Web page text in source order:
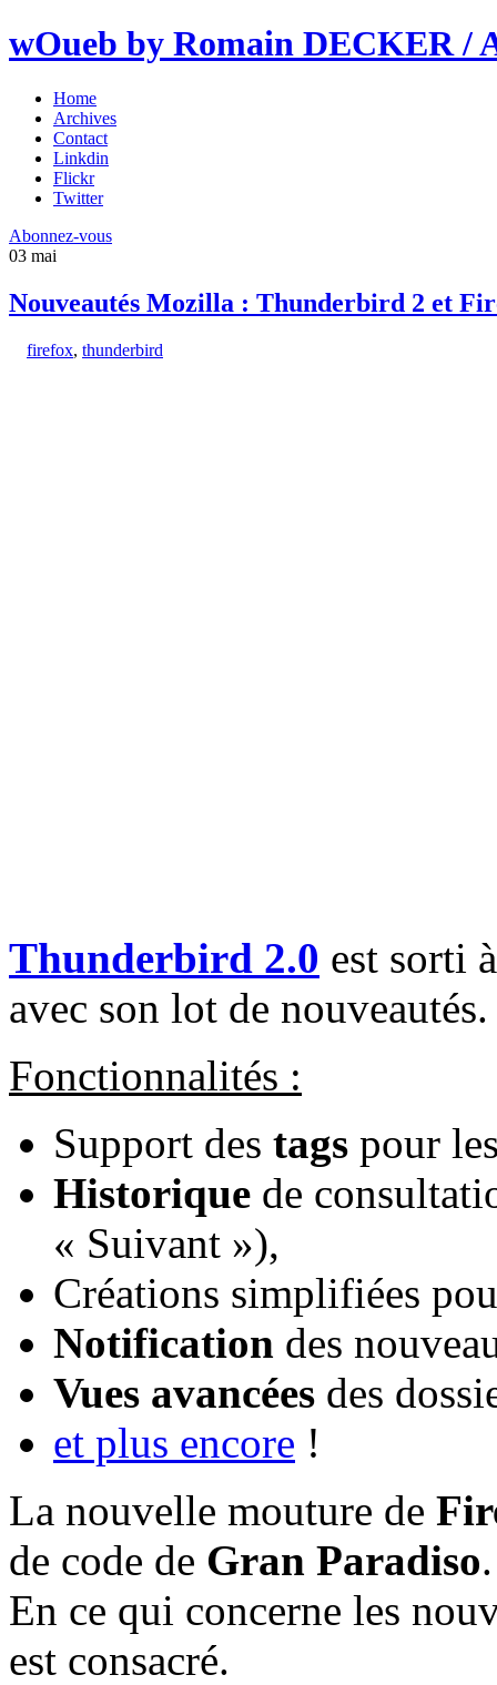
wOueb by Romain DECKER /
Home
Archives
Contact
Linkdin
Flickr
Twitter
Abonnez-vous
03 mai
Nouveautés Mozilla : Thunderbird 2 et
firefox, thunderbird
Thunderbird 2.0 est sorti
avec son lot de nouveautés.
Fonctionnalités :
Support des tags pour
Historique de
« Suivant »),
Créations simplifiées
Notification des
Vues avancées des
et plus encore !
La nouvelle mouture de
de code de Gran Paradiso.
En ce qui concerne les
est consacré.